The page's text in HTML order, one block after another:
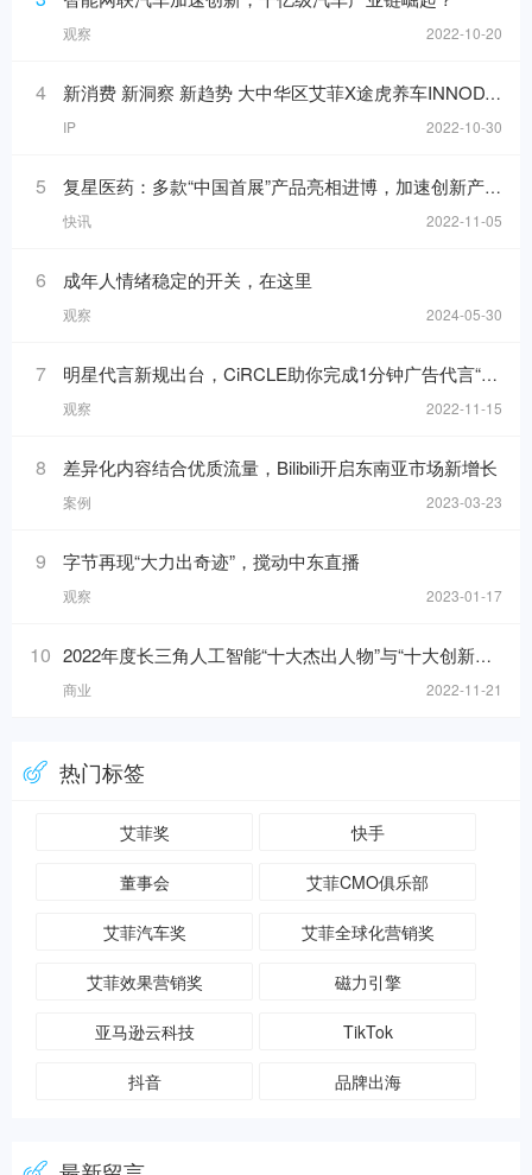
观察 2022-10-20
4 新消费 新洞察 新趋势 大中华区艾菲X途虎养车INNODAY圆满举办！
IP 2022-10-30
5 复星医药：多款“中国首展”产品亮相进博，加速创新产品落地
快讯 2022-11-05
6 成年人情绪稳定的开关，在这里
观察 2024-05-30
7 明星代言新规出台，CiRCLE助你完成1分钟广告代言“健康自检”
观察 2022-11-15
8 差异化内容结合优质流量，Bilibili开启东南亚市场新增长
案例 2023-03-23
9 字节再现“大力出奇迹”，搅动中东直播
观察 2023-01-17
10 2022年度长三角人工智能“十大杰出人物”与“十大创新应用”榜单发布！
商业 2022-11-21
热门标签
艾菲奖 快手
董事会 艾菲CMO俱乐部
艾菲汽车奖 艾菲全球化营销奖
艾菲效果营销奖 磁力引擎
亚马逊云科技 TikTok
抖音 品牌出海